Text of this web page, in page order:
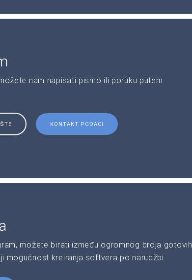
nam napisati pismo ili poruku putem
KONTAKT PODACI
možete birati između ogromnog broja gotovih
mogućnost kreiranja softvera po narudžbi.